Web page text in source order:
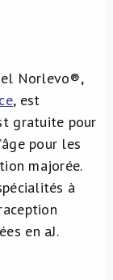
Norlevo®,
, est
gratuite pour
pour les
majorée.
à
en aJ.